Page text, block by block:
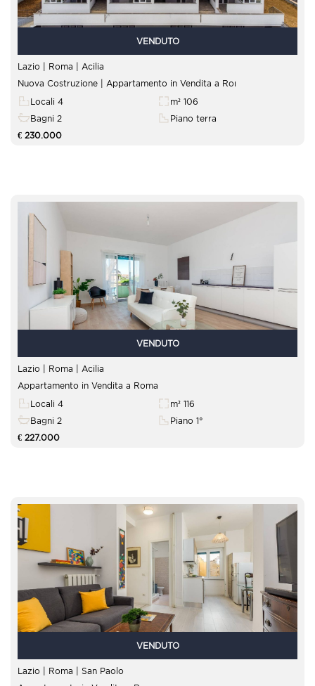
VENDUTO
Acilia
Nuova Costruzione | Appartamento in Vendita a Roma
Locali 4
m² 106
Bagni 2
Piano terra
€ 230.000
VENDUTO
Acilia
Appartamento in Vendita a Roma
Locali 4
m² 116
Bagni 2
Piano 1°
€ 227.000
VENDUTO
San Paolo